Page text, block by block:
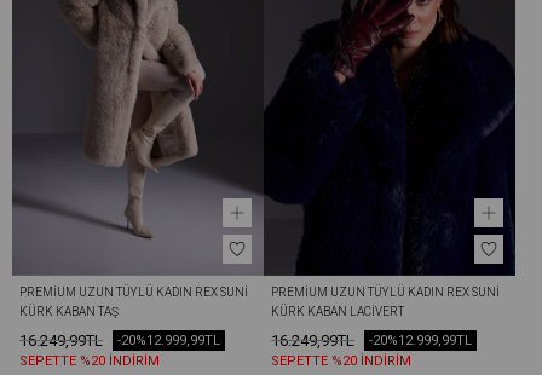
PREMIUM UZUN TÜYLÜ KADIN REX SUNI
KÜRK KABAN TAŞ
16.249,99TL 12.999,99TL
-20%
SEPETTE %20 İNDİRİM
PREMIUM UZUN TÜYLÜ KADIN REX SUNI
KÜRK KABAN LACIVERT
16.249,99TL 12.999,99TL
-20%
SEPETTE %20 İNDİRİM